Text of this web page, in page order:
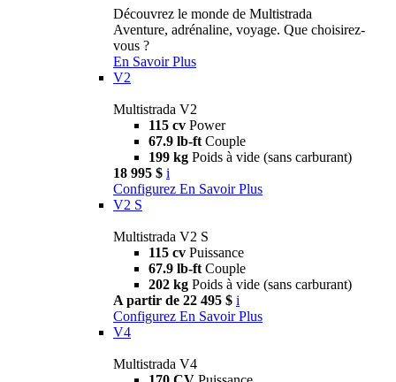
Découvrez le monde de Multistrada
Aventure, adrénaline, voyage. Que choisirez-
vous ?
En Savoir Plus
V2
Multistrada V2
115 cv Power
67.9 lb-ft Couple
199 kg Poids à vide (sans carburant)
18 995 $ i
Configurez En Savoir Plus
V2 S
Multistrada V2 S
115 cv Puissance
67.9 lb-ft Couple
202 kg Poids à vide (sans carburant)
A partir de 22 495 $ i
Configurez En Savoir Plus
V4
Multistrada V4